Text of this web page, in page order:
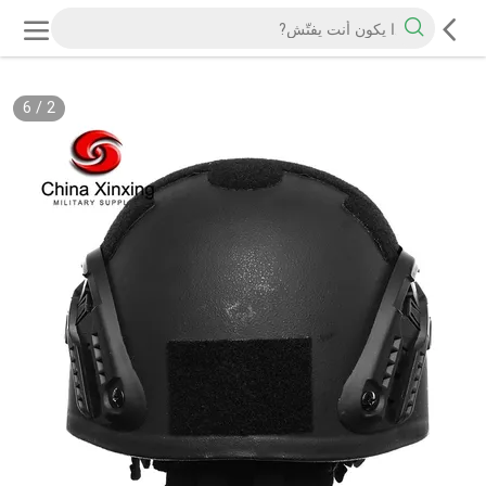
2
/
6